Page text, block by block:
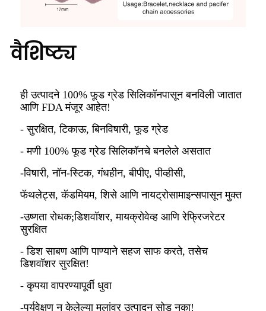
वैशिष्ट्य
ही उत्पादने 100% फूड ग्रेड सिलिकॉनपासून बनविली जातात
आणि FDA मंजूर आहेत!
- सुरक्षित, टिकाऊ, बिनविषारी, फूड ग्रेड
- मणी 100% फूड ग्रेड सिलिकॉनचे बनलेले असतात
-विषारी, नॉन-स्टिक, गंधहीन, बीपीए, पीव्हीसी,
फॅथलेट्स, कॅडमियम, शिसे आणि नायट्रोसामाइन्सपासून मुक्त
-उष्णता रोधक;डिशवॉशर, मायक्रोवेव्ह आणि रेफ्रिजरेटर
सुरक्षित
- डिश साबण आणि पाण्याने सहज साफ करते, तसेच
डिशवॉशर सुरक्षित!
- कृपया वापरण्यापूर्वी धुवा
-पर्यवेक्षण न केलेल्या मुलांवर उत्पादन सोडू नका!